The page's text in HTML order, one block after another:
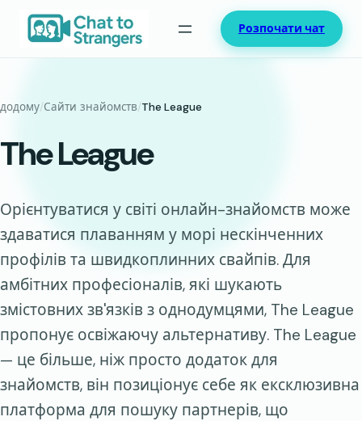
Перейти
Розпочати чат
додому/Сайти знайомств/The League
The League
Орієнтуватися у світі онлайн-знайомств може
здаватися плаванням у морі нескінченних
профілів та швидкоплинних свайпів. Для
амбітних професіоналів, які шукають
змістовних зв'язків з однодумцями, The League
пропонує освіжаючу альтернативу. The League
— це більше, ніж просто додаток для
знайомств, він позиціонує себе як ексклюзивна
платформа для пошуку партнерів, що